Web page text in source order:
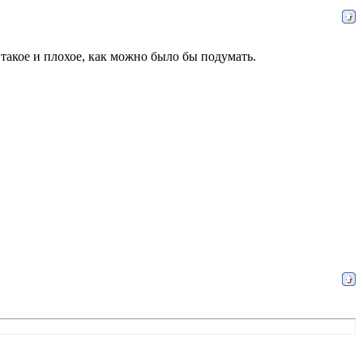
и плохое, как можно было бы подумать.